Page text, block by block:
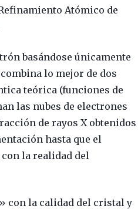
Atómico de
basándose únicamente
lo mejor de dos
teórica (funciones de
las nubes de electrones
de rayos X obtenidos
hasta que el
la realidad del
con la calidad del cristal y